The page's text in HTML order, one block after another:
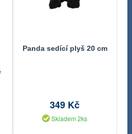
Panda sedící plyš 20 cm
349 Kč
Skladem 2ks